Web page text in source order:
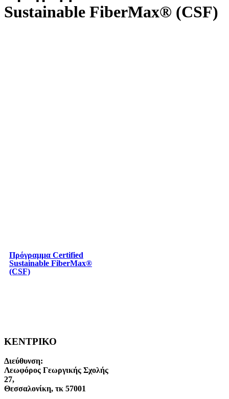
Sustainable FiberMax® (CSF)
Πρόγραμμα Certified
Sustainable FiberMax®
(CSF)
ΚΕΝΤΡΙΚΟ
Διεύθυνση:
Λεωφόρος Γεωργικής Σχολής
27,
Θεσσαλονίκη, τκ 57001